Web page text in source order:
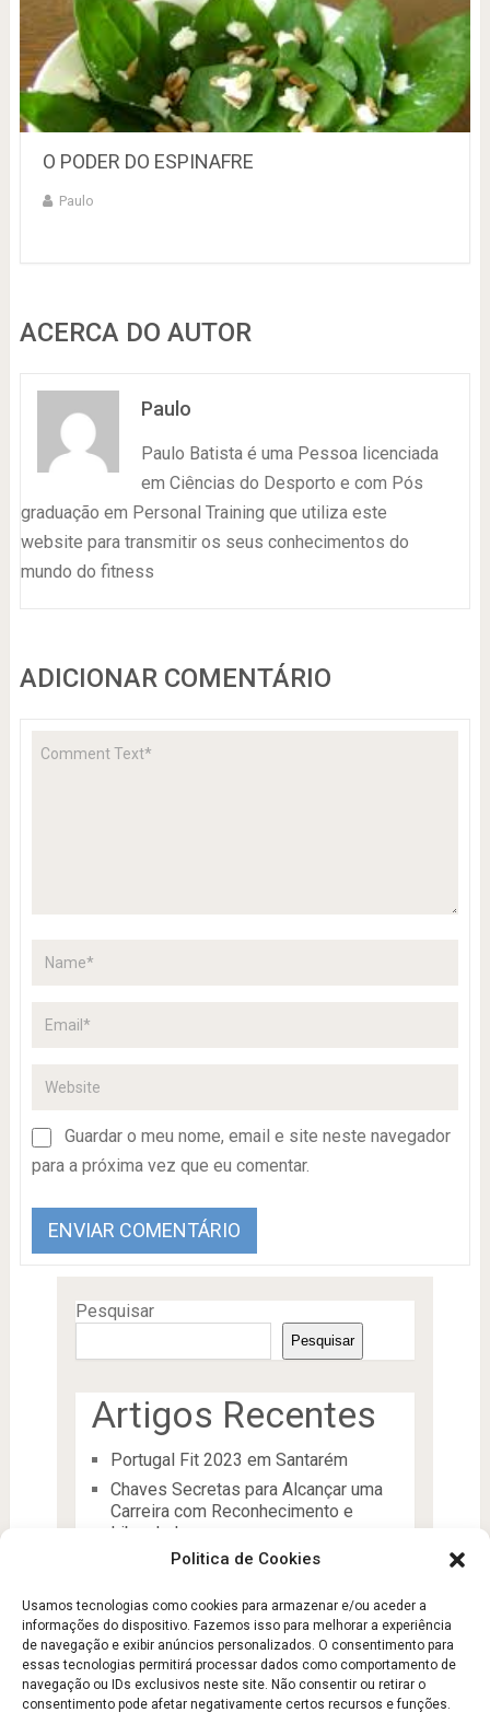
Politica de Cookies
Usamos tecnologias como cookies para armazenar e/ou aceder a
informações do dispositivo. Fazemos isso para melhorar a experiência
de navegação e exibir anúncios personalizados. O consentimento para
essas tecnologias permitirá processar dados como comportamento de
navegação ou IDs exclusivos neste site. Não consentir ou retirar o
consentimento pode afetar negativamente certos recursos e funções.
O PODER DO ESPINAFRE
Paulo
ACERCA DO AUTOR
Paulo
Paulo Batista é uma Pessoa licenciada
em Ciências do Desporto e com Pós
graduação em Personal Training que utiliza este
website para transmitir os seus conhecimentos do
mundo do fitness
ADICIONAR COMENTÁRIO
Guardar o meu nome, email e site neste navegador
para a próxima vez que eu comentar.
Pesquisar
Pesquisar
Artigos Recentes
Portugal Fit 2023 em Santarém
Chaves Secretas para Alcançar uma
Carreira com Reconhecimento e
Liberdade
manutenção da condição física
Aptidão Física e Saúde